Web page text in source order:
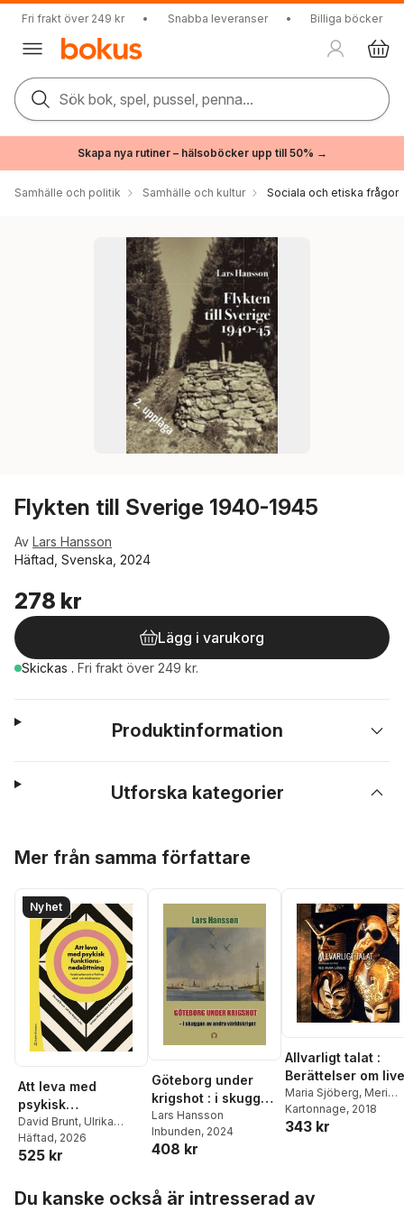
Fri frakt över 249 kr • Snabba leveranser • Billiga böcker
Sök bok, spel, pussel, penna...
Skapa nya rutiner – hälsoböcker upp till 50% →
Samhälle och politik Samhälle och kultur Sociala och etiska frågor
Flykten till Sverige 1940-1945
Av Lars Hansson
Häftad, Svenska, 2024
278 kr
Lägg i varukorg
Skickas . Fri frakt över 249 kr.
Produktinformation
Utforska kategorier
Mer från samma författare
Nyhet
Att leva med
psykisk
funktionsnedsättni
ng - Livssituation
och effektiva vård-
David Brunt, Ulrika
Bejerholm,Urban
Markström
Bäärnhielm,Lena
Häftad, 2026
525 kr
Göteborg under
krigshot : i skuggan
av andra
världkriget
Lars Hansson
Inbunden, 2024
408 kr
Allvarligt talat :
Berättelser om
Maria Sjöberg, Meri
Alarcón,Henrik
Alexandersson
Martin Dackling
A. Dahl
Kartonnage, 2018
343 kr
Du kanske också är intresserad av